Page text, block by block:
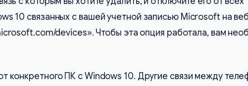
10 связанных с вашей учетной записью Microsoft на
devices». Чтобы эта опция работала, вам
конкретного ПК с Windows 10. Другие связи между